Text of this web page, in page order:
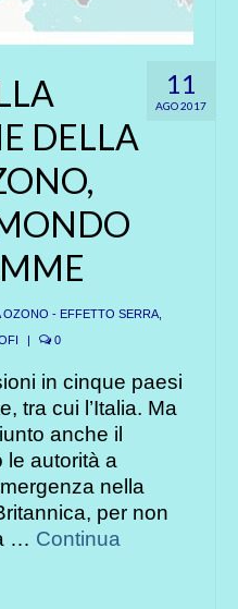
11
AGO 2017
DELLA
OZONO - EFFETTO SERRA
| 0
in cinque paesi
tra cui l’Italia. Ma
anche il
le autorità a
nella
per non
… Continua